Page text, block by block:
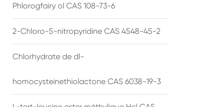
Phlorogfairy ol CAS 108-73-6
2-Chloro-5-nitropyridine CAS 4548-45-2
Chlorhydrate de dl-
homocysteinethiolactone CAS 6038-19-3